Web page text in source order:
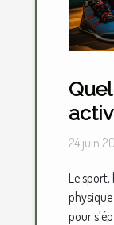
24 juin
Le sport,
pour